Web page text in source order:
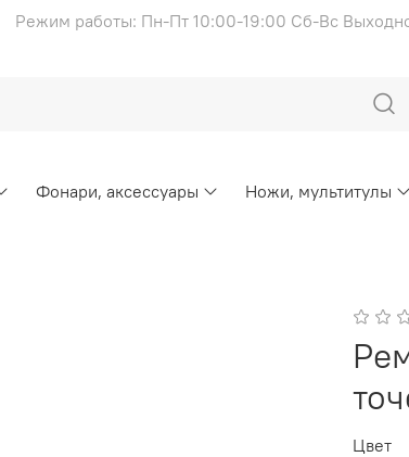
Режим работы: Пн-Пт 10:00-19:00 Сб-Вс
Фонари, аксессуары Ножи, мультитулы
Цвет